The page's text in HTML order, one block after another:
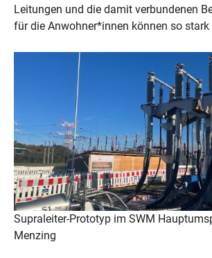
Leitungen und die damit verbundenen
für die Anwohner*innen können so stark
Supraleiter-Prototyp im SWM
Menzing